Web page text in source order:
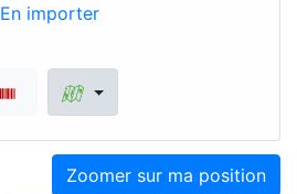
En importer
Zoomer sur ma position